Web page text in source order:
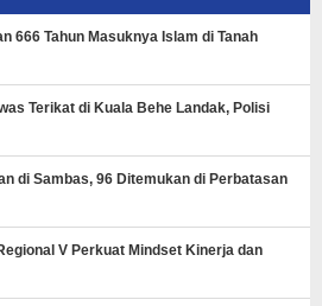
666 Tahun Masuknya Islam di Tanah
Terikat di Kuala Behe Landak, Polisi
di Sambas, 96 Ditemukan di Perbatasan
V Perkuat Mindset Kinerja dan